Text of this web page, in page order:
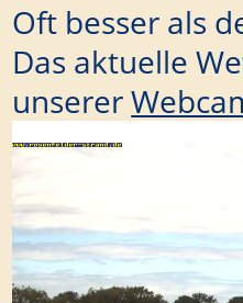
Oft besser als
Das aktuelle
unserer